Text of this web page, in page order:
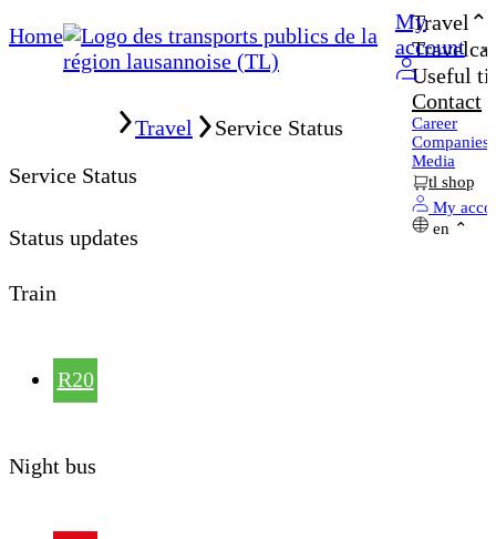
Home
My
account
Travel
Useful
Contact
Career
Companies
Media
tl shop
My
en
Travel
Service Status
Service Status
Status updates
Train
R20
Night bus